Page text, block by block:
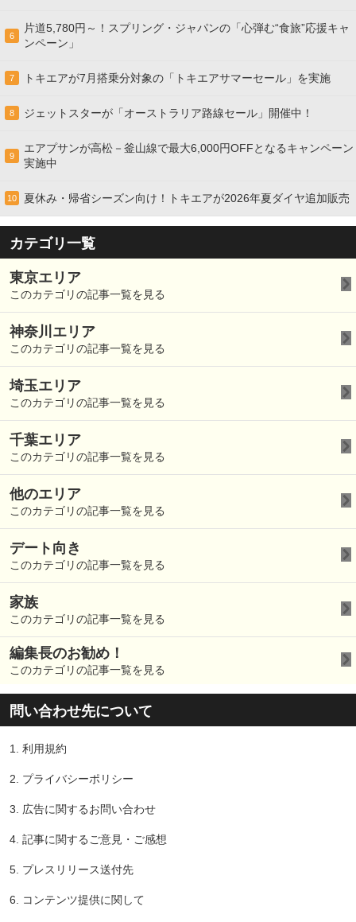
6
片道5,780円～！スプリング・ジャパンの「心弾む“食旅”応援キャ
ンペーン」
7 トキエアが7月搭乗分対象の「トキエアサマーセール」を実施
8 ジェットスターが「オーストラリア路線セール」開催中！
9
エアプサンが高松－釜山線で最大6,000円OFFとなるキャンペーン
実施中
10 夏休み・帰省シーズン向け！トキエアが2026年夏ダイヤ追加販売
カテゴリ一覧
東京エリア
このカテゴリの記事一覧を見る
神奈川エリア
このカテゴリの記事一覧を見る
埼玉エリア
このカテゴリの記事一覧を見る
千葉エリア
このカテゴリの記事一覧を見る
他のエリア
このカテゴリの記事一覧を見る
デート向き
このカテゴリの記事一覧を見る
家族
このカテゴリの記事一覧を見る
編集長のお勧め！
このカテゴリの記事一覧を見る
問い合わせ先について
1. 利用規約
2. プライバシーポリシー
3. 広告に関するお問い合わせ
4. 記事に関するご意見・ご感想
5. プレスリリース送付先
6. コンテンツ提供に関して